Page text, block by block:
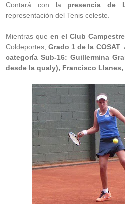
Contará con la presencia de
representación del Tenis celeste.
Mientras que en el Club
Coldeportes,Grado 1 de la COSAT.
categoría Sub-16: Guillermina
desde la qualy), Francisco